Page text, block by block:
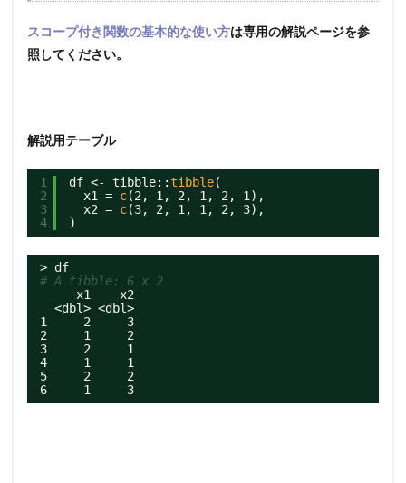
スコープ付き関数の基本的な使い方は専用の解説ページを参
照してください。
解説用テーブル
1
2
3
4
df <- tibble::tibble(
x1 = c(2, 1, 2, 1, 2, 1),
x2 = c(3, 2, 1, 1, 2, 3),
)
> df
# A tibble: 6 x 2
x1    x2
<dbl> <dbl>
1     2     3
2     1     2
3     2     1
4     1     1
5     2     2
6     1     3